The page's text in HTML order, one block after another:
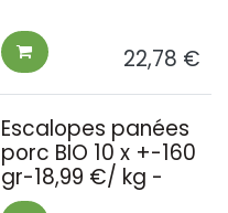
22,78 €
Escalopes panées
porc BIO 10 x +-160
gr-18,99 €/ kg -